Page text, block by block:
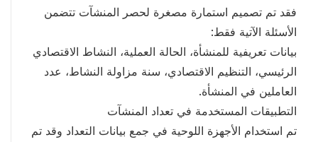
فقد تم تصميم استمارة مصغرة لحصر المنشآت تتضمن
الأسئلة الآتية فقط:
بيانات تعريفية للمنشأة، الحالة العملية، النشاط الاقتصادي
الرئيسي، التنظيم الاقتصادي، سنة مزاولة النشاط، عدد
العاملين في المنشأة.
التطبيقات المستخدمة في تعداد المنشآت
تم استخدام الأجهزة اللوحية في جمع بيانات التعداد وقد تم